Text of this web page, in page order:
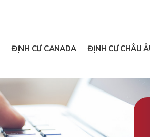
ĐỊNH CƯ CANADA ĐỊNH CƯ CHÂU